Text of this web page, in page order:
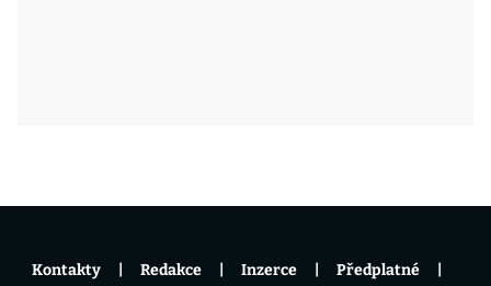
Kontakty Redakce Inzerce Předplatné